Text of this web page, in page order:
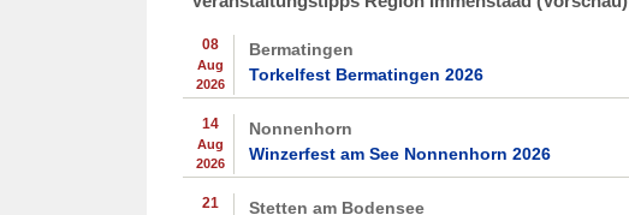
08
Aug
2026
Bermatingen
Torkelfest Bermatingen 2026
14
Aug
2026
Nonnenhorn
Winzerfest am See Nonnenhorn 2026
21
Stetten am Bodensee